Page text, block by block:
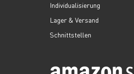
Individualisierung
Lager & Versand
Schnittstellen